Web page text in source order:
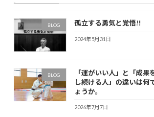
BLOG 孤立する勇気と覚悟!!
2024年5月31日
BLOG
「運がいい人」と「成果
し続ける人」の違いは何
ょうか。
2026年7月7日